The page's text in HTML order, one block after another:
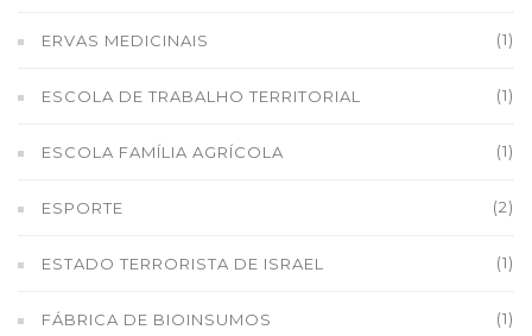
ERVAS MEDICINAIS (1)
ESCOLA DE TRABALHO TERRITORIAL (1)
ESCOLA FAMÍLIA AGRÍCOLA (1)
ESPORTE (2)
ESTADO TERRORISTA DE ISRAEL (1)
FÁBRICA DE BIOINSUMOS (1)